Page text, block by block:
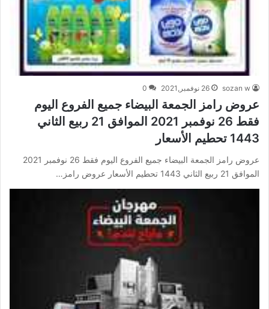
sozan w 26 نوفمبر,2021 0
عروض رامز الجمعة البيضاء جميع الفروع اليوم
فقط 26 نوفمبر 2021 الموافق 21 ربيع الثاني
1443 تحطيم الأسعار
عروض رامز الجمعة البيضاء جميع الفروع اليوم فقط 26 نوفمبر 2021
الموافق 21 ربيع الثاني 1443 تحطيم الأسعار عروض رامز…